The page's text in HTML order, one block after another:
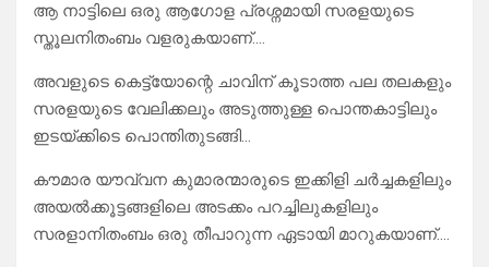
ആ നാട്ടിലെ ഒരു ആഗോള പ്രശ്നമായി സരളയുടെ
സ്തൂലനിതംബം വളരുകയാണ്….
അവളുടെ കെട്ട്യോന്റെ ചാവിന് കൂടാത്ത പല തലകളും
സരളയുടെ വേലിക്കലും അടുത്തുള്ള പൊന്തകാട്ടിലും
ഇടയ്ക്കിടെ പൊന്തിതുടങ്ങി…
കൗമാര യൗവ്വന കുമാരന്മാരുടെ ഇക്കിളി ചർച്ചകളിലും
അയൽക്കൂട്ടങ്ങളിലെ അടക്കം പറച്ചിലുകളിലും
സരളാനിതംബം ഒരു തീപാറുന്ന ഏടായി മാറുകയാണ്….